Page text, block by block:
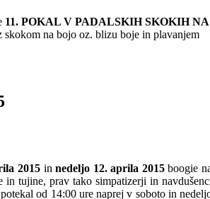
11. POKAL V PADALSKIH SKOKIH NA
na bojo oz. blizu boje in plavanjem
2015 in nedeljo 12. aprila 2015boogie
tujine, prav tako simpatizerji in
od 14:00 ure naprej v soboto in